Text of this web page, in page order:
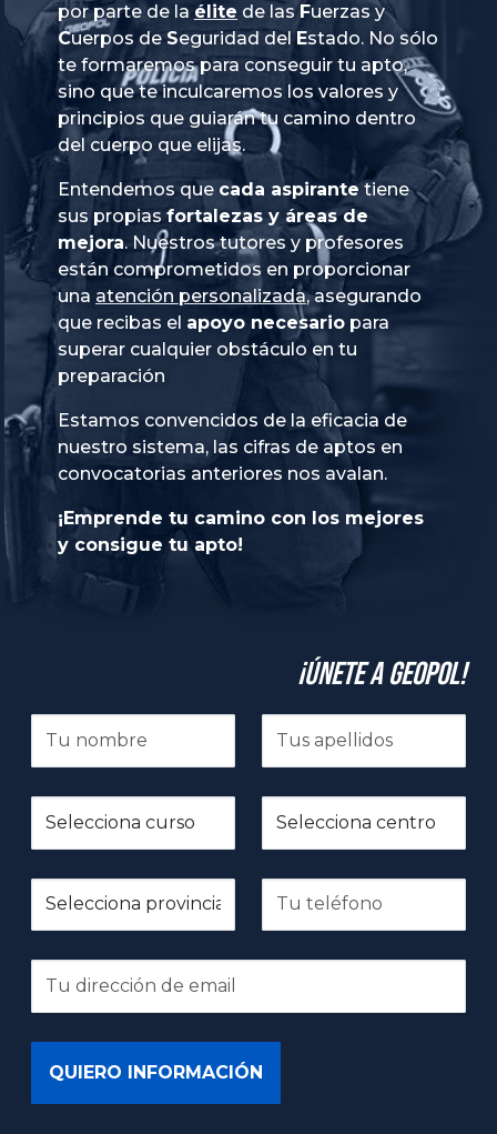
por parte de la élite de las Fuerzas y
Cuerpos de Seguridad del Estado. No sólo
te formaremos para conseguir tu apto,
sino que te inculcaremos los valores y
principios que guiarán tu camino dentro
del cuerpo que elijas.
Entendemos que cada aspirante tiene
sus propias fortalezas y áreas de
mejora. Nuestros tutores y profesores
están comprometidos en proporcionar
una atención personalizada, asegurando
que recibas el apoyo necesario para
superar cualquier obstáculo en tu
preparación
Estamos convencidos de la eficacia de
nuestro sistema, las cifras de aptos en
convocatorias anteriores nos avalan.
¡Emprende tu camino con los mejores
y consigue tu apto!
¡Únete a GeoPol!